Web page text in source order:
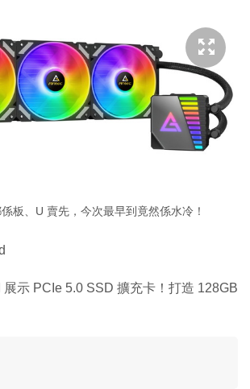
板、U 賣先，今次最早到竟然係水冷！
展示 PCIe 5.0 SSD 擴充卡！打造 128GB